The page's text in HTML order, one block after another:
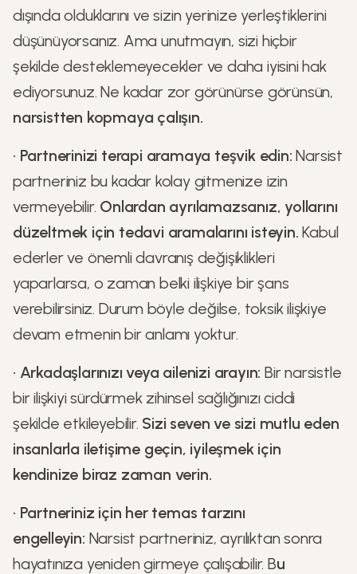
dışında olduklarını ve sizin yerinize yerleştiklerini
düşünüyorsanız. Ama unutmayın, sizi hiçbir
şekilde desteklemeyecekler ve daha iyisini hak
ediyorsunuz. Ne kadar zor görünürse görünsün,
narsistten kopmaya çalışın.
• Partnerinizi terapi aramaya teşvik edin: Narsist
partneriniz bu kadar kolay gitmenize izin
vermeyebilir. Onlardan ayrılamazsanız, yollarını
düzeltmek için tedavi aramalarını isteyin. Kabul
ederler ve önemli davranış değişiklikleri
yaparlarsa, o zaman belki ilişkiye bir şans
verebilirsiniz. Durum böyle değilse, toksik ilişkiye
devam etmenin bir anlamı yoktur.
• Arkadaşlarınızı veya ailenizi arayın: Bir narsistle
bir ilişkiyi sürdürmek zihinsel sağlığınızı ciddi
şekilde etkileyebilir. Sizi seven ve sizi mutlu eden
insanlarla iletişime geçin, iyileşmek için
kendinize biraz zaman verin.
• Partneriniz için her temas tarzını
engelleyin: Narsist partneriniz, ayrılıktan sonra
hayatınıza yeniden girmeye çalışabilir. Bu